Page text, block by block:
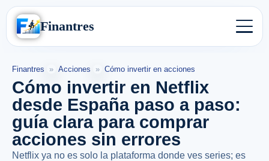
Finantres
Finantres » Acciones » Cómo invertir en acciones
Cómo invertir en Netflix
desde España paso a paso:
guía clara para comprar
acciones sin errores
Netflix ya no es solo la plataforma donde ves series; es